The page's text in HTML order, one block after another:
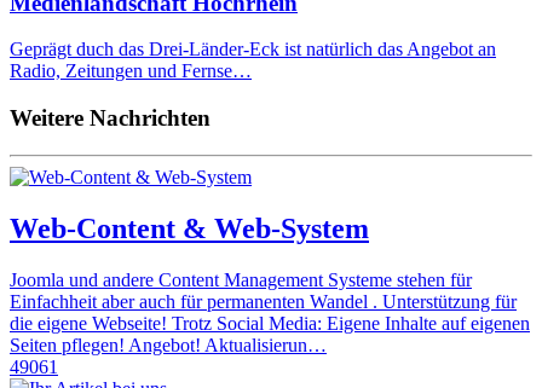
Geprägt duch das Drei-Länder-Eck ist natürlich das Angebot an
Radio, Zeitungen und Fernse…
Weitere Nachrichten
Web-Content & Web-System
Joomla und andere Content Management Systeme stehen für
Einfachheit aber auch für permanenten Wandel . Unterstützung für
die eigene Webseite! Trotz Social Media: Eigene Inhalte auf eigenen
Seiten pflegen! Angebot! Aktualisierun…
49061